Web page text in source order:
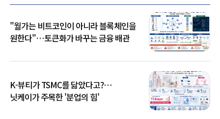
"월가는 비트코인이 아니라 블록체인을
원한다"…토큰화가 바꾸는 금융 배관
K-뷰티가 TSMC를 닮았다고?…
닛케이가 주목한 '분업의 힘'